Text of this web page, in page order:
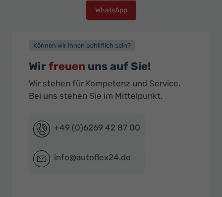
WhatsApp
Können wir Ihnen behilflich sein?
Wirfreuen uns auf Sie!
Wir stehen für Kompetenz und Service.
Bei uns stehen Sie im Mittelpunkt.
+49 (0)6269 42 87 00
info@autoflex24.de